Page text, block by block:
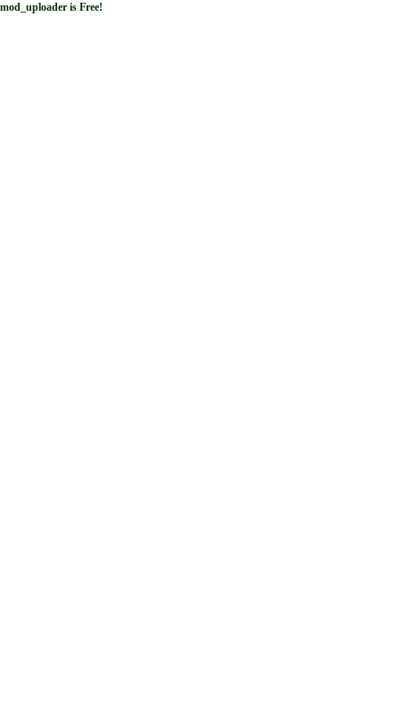
mod_uploader is Free!